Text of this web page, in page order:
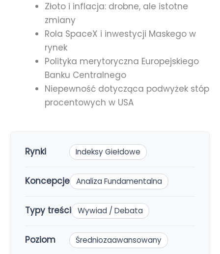
Złoto i inflacja: drobne, ale istotne
zmiany
Rola SpaceX i inwestycji Maskego w
rynek
Polityka merytoryczna Europejskiego
Banku Centralnego
Niepewność dotycząca podwyżek stóp
procentowych w USA
Rynki Indeksy Giełdowe
Koncepcje Analiza Fundamentalna
Typy treści Wywiad / Debata
Poziom Średniozaawansowany